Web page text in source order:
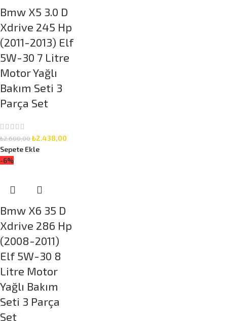
Bmw X5 3.0 D
Xdrive 245 Hp
(2011-2013) Elf
5W-30 7 Litre
Motor Yağlı
Bakım Seti 3
Parça Set
₺2.600,00₺2.438,00
Sepete Ekle
-6%
Bmw X6 35 D
Xdrive 286 Hp
(2008-2011)
Elf 5W-30 8
Litre Motor
Yağlı Bakım
Seti 3 Parça
Set